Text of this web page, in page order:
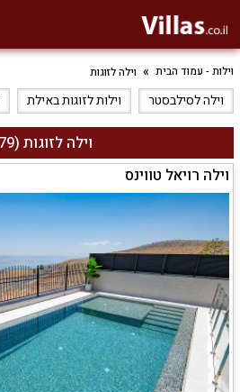
וילות - עמוד הבית וילה לזוגות
וילה לסילבסטר וילות לזוגות באילת
וילה לזוגות (179)
וילה רויאל טווינס